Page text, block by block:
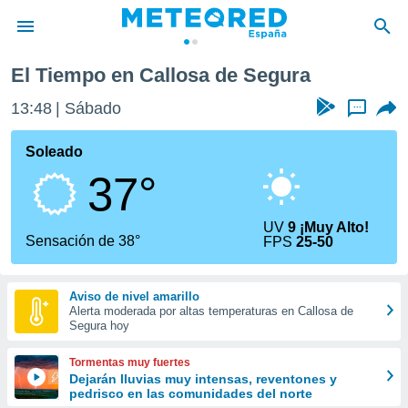
de
por
que se
calidad.
a este
las
y
forma
digital
basada
El Tiempo en Callosa de Segura
13:48 Sábado ...
Soleado
37°
Sensación de 38°
UV9 ¡Muy Alto!
FPS25-50
Aviso de nivel amarillo
Alerta moderada por altas temperaturas en Callosa de
Segura hoy
Tormentas muy fuertes
Dejarán lluvias muy intensas, reventones y
pedrisco en las comunidades del norte